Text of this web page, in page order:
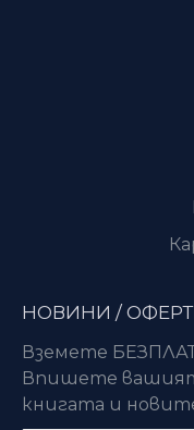
НОВИНИ /
Вземете
Впишете
книгата и